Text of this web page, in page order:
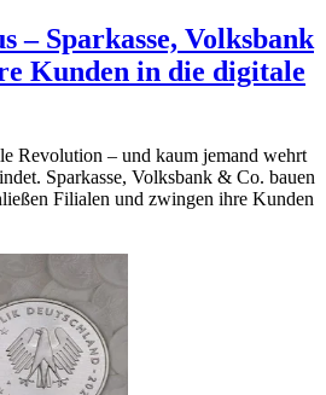
– Sparkasse, Volksbank
Kunden in die digitale
Revolution – und kaum jemand wehrt
Sparkasse, Volksbank & Co. bauen
Filialen und zwingen ihre Kunden